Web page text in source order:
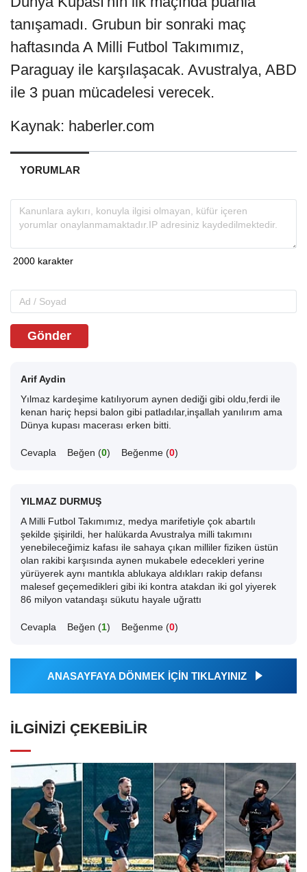
tanışamadı. Grubun bir sonraki maç
haftasında A Milli Futbol Takımımız,
Paraguay ile karşılaşacak. Avustralya, ABD
ile 3 puan mücadelesi verecek.
Kaynak: haberler.com
YORUMLAR
Gönder
Arif Aydin
Yılmaz kardeşime katılıyorum aynen dediği gibi oldu,ferdi ile
kenan hariç hepsi balon gibi patladılar,inşallah yanılırım ama
Dünya kupası macerası erken bitti.
Cevapla Beğen (0) Beğenme (0)
YILMAZ DURMUŞ
A Milli Futbol Takımımız, medya marifetiyle çok abartılı
şekilde şişirildi, her halükarda Avustralya milli takımını
yenebileceğimiz kafası ile sahaya çıkan milliler fiziken üstün
olan rakibi karşısında aynen mukabele edecekleri yerine
yürüyerek aynı mantıkla ablukaya aldıkları rakip defansı
malesef geçemedikleri gibi iki kontra atakdan iki gol yiyerek
86 milyon vatandaşı sükutu hayale uğrattı
Cevapla Beğen (1) Beğenme (0)
ANASAYFAYA DÖNMEK İÇİN TIKLAYINIZ
İLGINIZI ÇEKEBILIR